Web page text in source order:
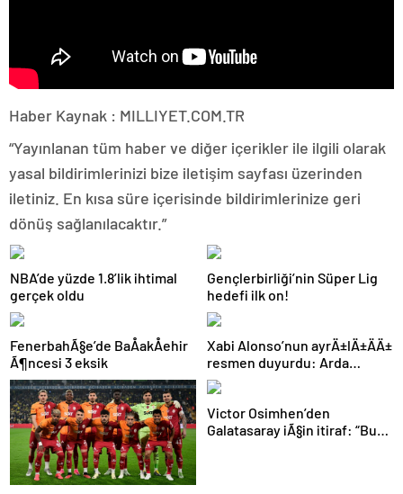
Haber Kaynak : MILLIYET.COM.TR
“Yayınlanan tüm haber ve diğer içerikler ile ilgili olarak
yasal bildirimlerinizi bize iletişim sayfası üzerinden
iletiniz. En kısa süre içerisinde bildirimlerinize geri
dönüş sağlanılacaktır.”
NBA’de yüzde 1.8’lik ihtimal
gerçek oldu
Gençlerbirliği’nin Süper Lig
hedefi ilk on!
FenerbahÃ§e’de BaÅakÅehir
Ã¶ncesi 3 eksik
Xabi Alonso’nun ayrÄ±lÄ±ÄÄ±
resmen duyurdu: Arda
GÃ¼ler’in yeni hocasÄ±
olmak iÃ§in geri sayÄ±m
baÅladÄ±
Victor Osimhen’den
Galatasaray iÃ§in itiraf: “Bu